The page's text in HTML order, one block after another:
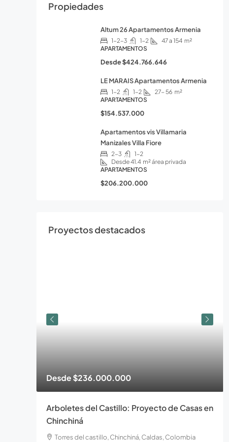
Propiedades
Altum 26 Apartamentos Armenia
1-2-3 1-2 47 a 154 m²
APARTAMENTOS
Desde$424.766.646
LE MARAIS Apartamentos Armenia
1-2 1-2 27- 56 m²
APARTAMENTOS
$154.537.000
Apartamentos vis Villamaria
Manizales Villa Fiore
2-3
1-2
Desde 41.4 m² área privada
APARTAMENTOS
$206.200.000
Proyectos destacados
Desde$236.000.000
Arboletes del Castillo: Proyecto de Casas en
Chinchiná
Torres del castillo, Chinchiná, Caldas, Colombia